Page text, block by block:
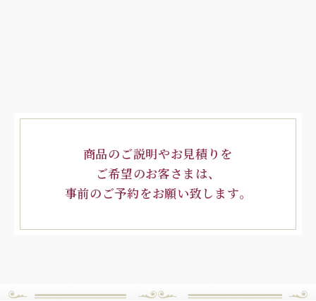
商品のご説明やお見積りを
ご希望のお客さまは、
事前のご予約をお願い致します。